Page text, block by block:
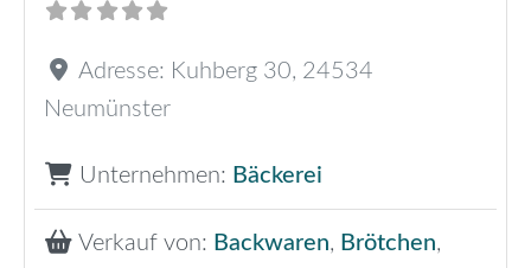
Adresse: Kuhberg 30, 24534
Neumünster
Unternehmen: Bäckerei
Verkauf von: Backwaren, Brötchen,